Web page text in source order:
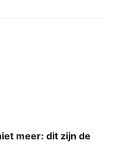
meer: dit zijn de